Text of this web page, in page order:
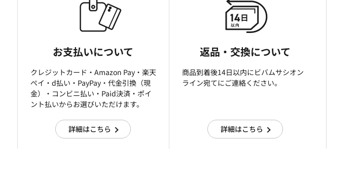
お支払いについて
クレジットカード・Amazon Pay・楽天
ぺイ・d払い・PayPay・代金引換（現
金）・コンビニ払い・Paid決済・ポイ
ント払いからお選びいただけます。
詳細はこちら
返品・交換について
商品到着後14日以内にビバムサシオン
ライン宛てにご連絡ください。
詳細はこちら